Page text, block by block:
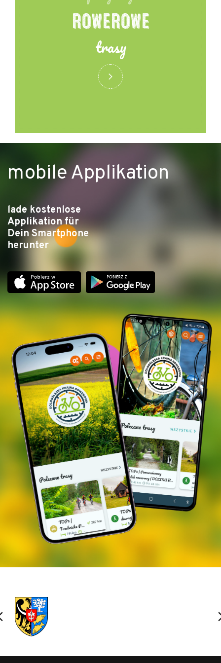
ROWEROWE
trasy
mobile Applikation
lade kostenlose
Applikation für
Dein Smartphone
herunter